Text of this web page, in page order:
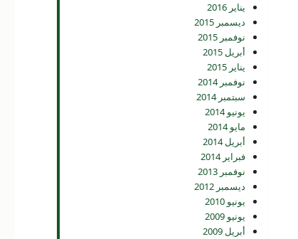
يناير 2016
ديسمبر 2015
نوفمبر 2015
أبريل 2015
يناير 2015
نوفمبر 2014
سبتمبر 2014
يونيو 2014
مايو 2014
أبريل 2014
فبراير 2014
نوفمبر 2013
ديسمبر 2012
يونيو 2010
يونيو 2009
أبريل 2009